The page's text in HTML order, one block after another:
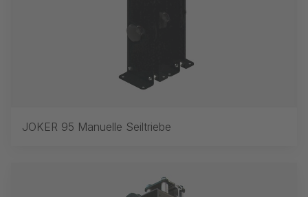
JOKER 95 Manuelle Seiltriebe